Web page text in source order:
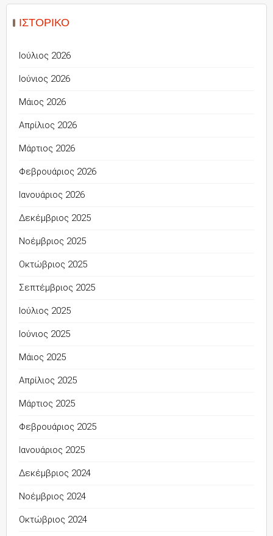
ΙΣΤΟΡΙΚΌ
Ιούλιος 2026
Ιούνιος 2026
Μάιος 2026
Απρίλιος 2026
Μάρτιος 2026
Φεβρουάριος 2026
Ιανουάριος 2026
Δεκέμβριος 2025
Νοέμβριος 2025
Οκτώβριος 2025
Σεπτέμβριος 2025
Ιούλιος 2025
Ιούνιος 2025
Μάιος 2025
Απρίλιος 2025
Μάρτιος 2025
Φεβρουάριος 2025
Ιανουάριος 2025
Δεκέμβριος 2024
Νοέμβριος 2024
Οκτώβριος 2024